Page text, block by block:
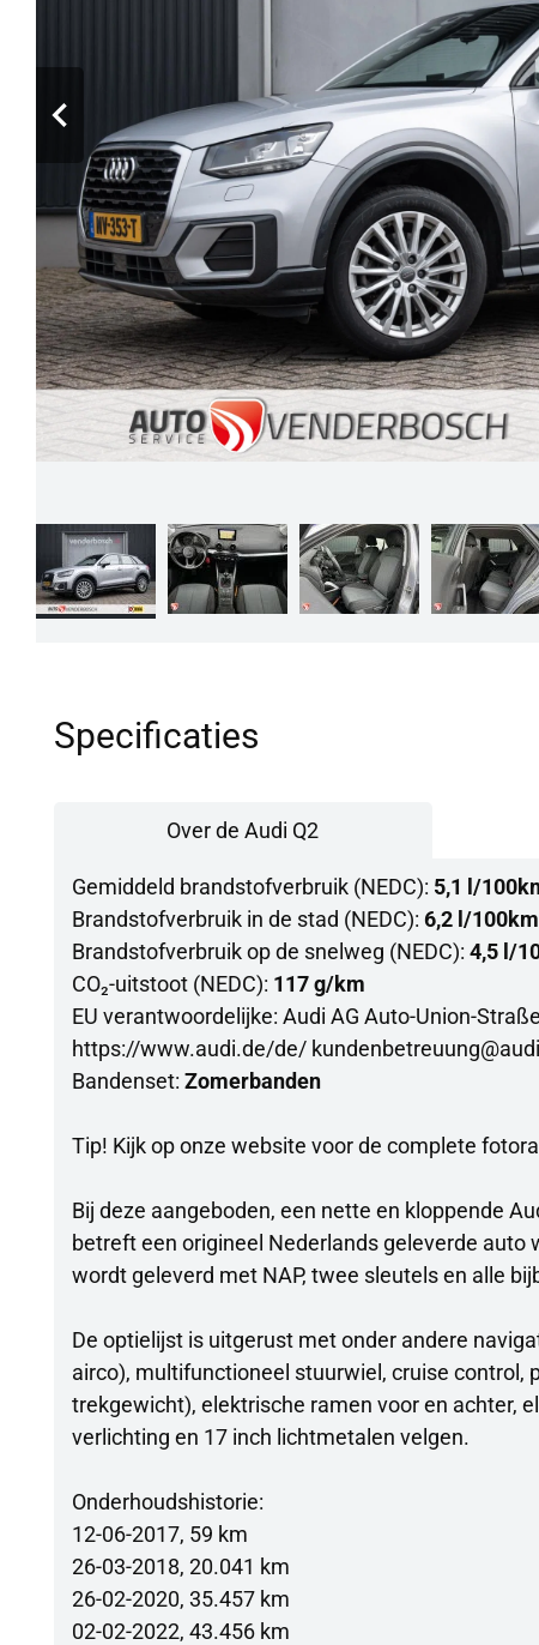
Specificaties
Over de Audi Q2
Gemiddeld brandstofverbruik (NEDC): 5,1 l/
Brandstofverbruik in de stad (NEDC): 6,2 l/100km
Brandstofverbruik op de snelweg (NEDC): 4,5 l/
CO₂-uitstoot (NEDC): 117 g/km
EU verantwoordelijke: Audi AG Auto-Union-
https://www.audi.de/de/
Bandenset: Zomerbanden
Tip! Kijk op onze website voor de complete
Bij deze aangeboden, een nette en kloppende
betreft een origineel Nederlands geleverde
wordt geleverd met NAP, twee sleutels en alle
De optielijst is uitgerust met onder andere
airco), multifunctioneel stuurwiel, cruise control,
trekgewicht), elektrische ramen voor en achter,
verlichting en 17 inch lichtmetalen velgen.
Onderhoudshistorie:
12-06-2017, 59 km
26-03-2018, 20.041 km
26-02-2020, 35.457 km
02-02-2022, 43.456 km